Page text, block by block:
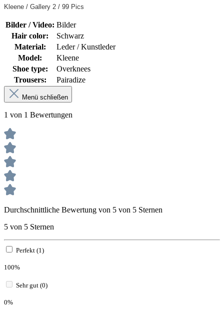
Kleene / Gallery 2 / 99 Pics
Bilder / Video: Bilder
Hair color:
Schwarz
Material:
Leder / Kunstleder
Model:
Kleene
Shoe type:
Overknees
Trousers:
Pairadize
Menü schließen
1 von 1 Bewertungen
Durchschnittliche Bewertung von 5 von 5 Sternen
5 von 5 Sternen
Perfekt (1)
100%
Sehr gut (0)
0%